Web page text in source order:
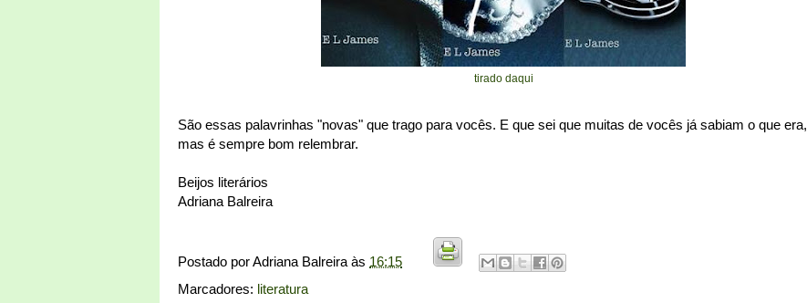
tirado daqui
São essas palavrinhas "novas" que trago para vocês. E que sei que muitas de vocês já sabiam o que era,
mas é sempre bom relembrar.
Beijos literários
Adriana Balreira
Postado porAdriana Balreira às 16:15
Marcadores: literatura